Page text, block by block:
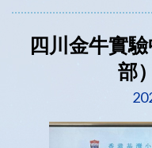
四川金牛實
部